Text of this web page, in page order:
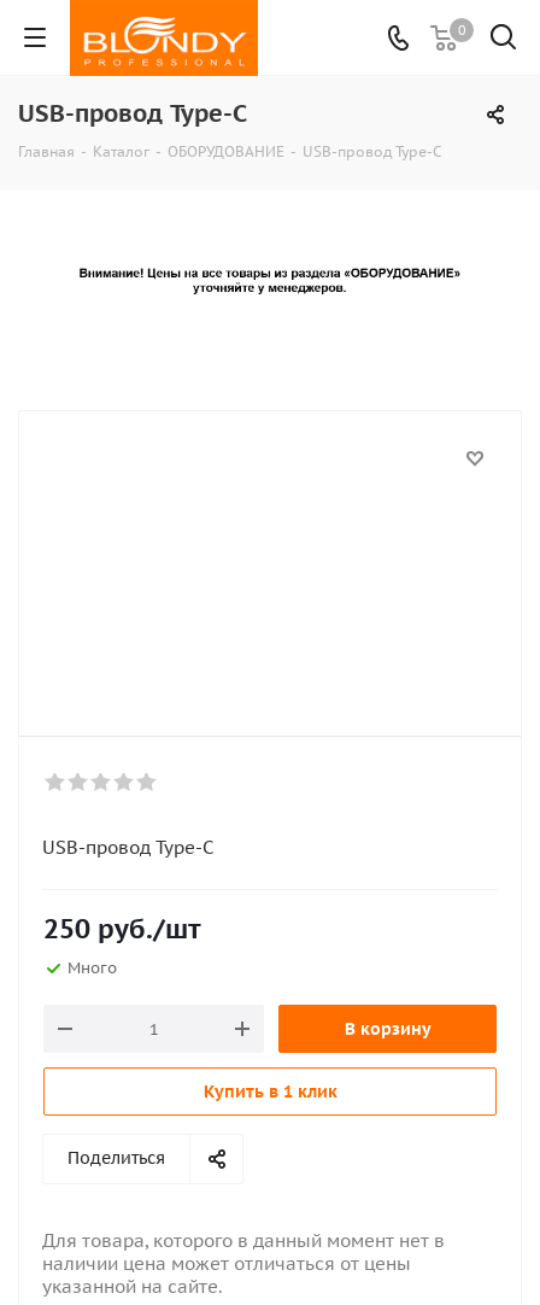
0
USB-провод Type-C
Главная - Каталог - ОБОРУДОВАНИЕ - USB-провод Type-C
USB-провод Type-C
250 руб./шт
Много
В корзину
Купить в 1 клик
Поделиться
Для товара, которого в данный момент нет в
наличии цена может отличаться от цены
указанной на сайте.